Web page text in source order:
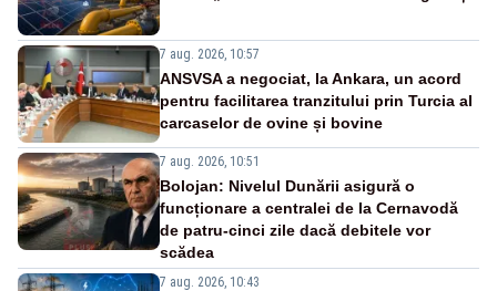
7 aug. 2026, 10:57
ANSVSA a negociat, la Ankara, un acord
pentru facilitarea tranzitului prin Turcia al
carcaselor de ovine și bovine
7 aug. 2026, 10:51
Bolojan: Nivelul Dunării asigură o
funcționare a centralei de la Cernavodă
de patru-cinci zile dacă debitele vor
scădea
7 aug. 2026, 10:43